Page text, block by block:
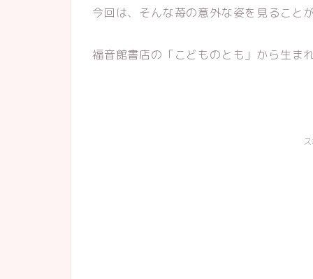
今回は、そんな苺の意外な姿を見ること
福音館書店の「こどものとも」から生ま